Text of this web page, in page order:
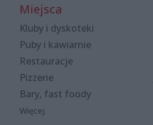
Miejsca
Kluby i dyskoteki
Puby i kawiarnie
Restauracje
Pizzerie
Bary, fast foody
Więcej